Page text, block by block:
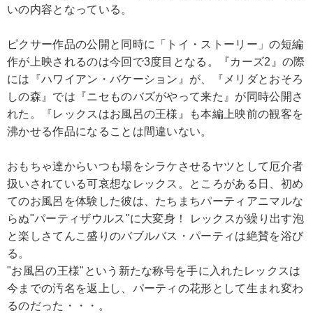
いの内容となっている。
ピクサー作品の公開と同時に「トイ・ストーリー」の短編
作が上映されるのは今回で3度目となる。『カーズ2』の際
には『ハワイアン・バケーション』が、『メリダとおそろ
しの森』では『ニセものバズがやって来た』が同時公開さ
れた。『レックスはお風呂の王様』も本編上映前の観客を
沸かせる作品になることは間違いない。
おもちゃ達からいつも場をシラケさせるヤツとして厄介者
扱いされている可哀想なレックス。ところがある日、初め
てのお風呂を体験した彼は、たちまちパーティアニマルな
らぬ"パーティザウルス"に大変身！ レックスが繰り出す泡
と楽しさてんこ盛りのバブルバス・パーティは絶賛を浴び
る。
"お風呂の王様"という新たな称号を手に入れたレックスは
今までの汚名を返上し、パーティの花形として生まれ変わ
るのだった・・・。